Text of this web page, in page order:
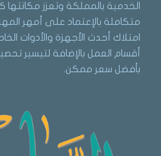
الخدمية بالمملكة وتعزز
متكاملة بالإعتماد على أمهر
امتلاك أحدث الأجهزة والأدوات
أقسام العمل بالإضافة لتيسير
بأفضل سعر ممكن.